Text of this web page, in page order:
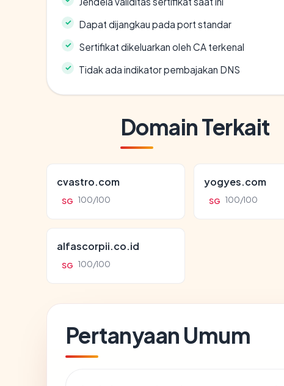
Dapat dijangkau pada port standar
Sertifikat dikeluarkan oleh CA terkenal
Tidak ada indikator pembajakan DNS
Domain Terkait
cvastro.com
SG 100/100
yogyes.com
SG 100/100
alfascorpii.co.id
SG 100/100
Pertanyaan Umum